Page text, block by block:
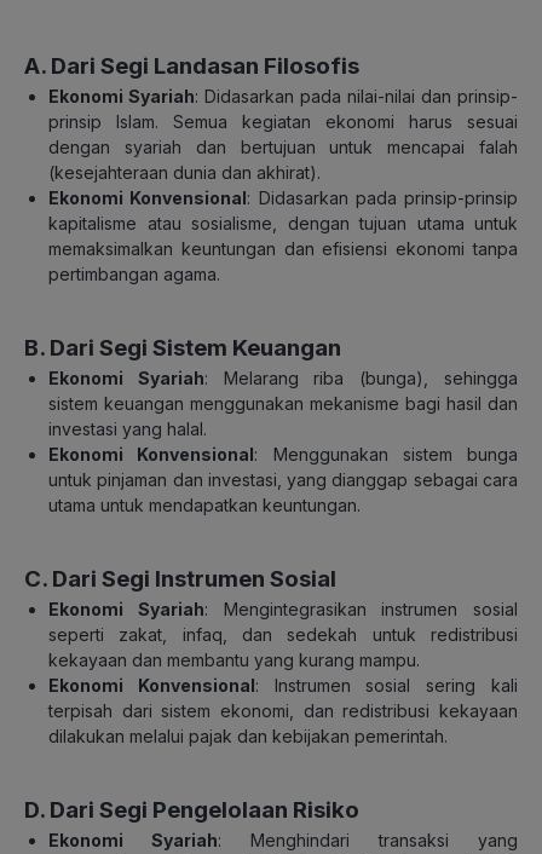
A. Dari Segi Landasan Filosofis
Ekonomi Syariah: Didasarkan pada nilai-nilai dan prinsip-
prinsip Islam. Semua kegiatan ekonomi harus sesuai
dengan syariah dan bertujuan untuk mencapai falah
(kesejahteraan dunia dan akhirat).
Ekonomi Konvensional: Didasarkan pada prinsip-prinsip
kapitalisme atau sosialisme, dengan tujuan utama untuk
memaksimalkan keuntungan dan efisiensi ekonomi tanpa
pertimbangan agama.
B. Dari Segi Sistem Keuangan
Ekonomi Syariah: Melarang riba (bunga), sehingga
sistem keuangan menggunakan mekanisme bagi hasil dan
investasi yang halal.
Ekonomi Konvensional: Menggunakan sistem bunga
untuk pinjaman dan investasi, yang dianggap sebagai cara
utama untuk mendapatkan keuntungan.
C. Dari Segi Instrumen Sosial
Ekonomi Syariah: Mengintegrasikan instrumen sosial
seperti zakat, infaq, dan sedekah untuk redistribusi
kekayaan dan membantu yang kurang mampu.
Ekonomi Konvensional: Instrumen sosial sering kali
terpisah dari sistem ekonomi, dan redistribusi kekayaan
dilakukan melalui pajak dan kebijakan pemerintah.
D. Dari Segi Pengelolaan Risiko
Ekonomi Syariah: Menghindari transaksi yang